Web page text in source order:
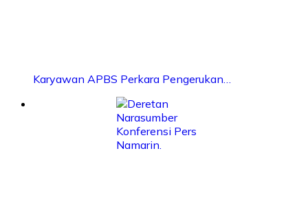
Karyawan APBS Perkara Pengerukan…